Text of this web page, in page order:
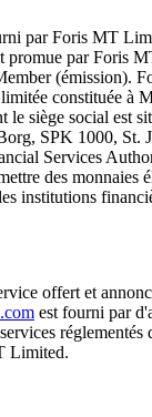
par Foris MT
promue par Foris
(émission).
constituée à
le siège social est
SPK 1000, St.
Services
des monnaies
institutions
offert et
est fourni par
Limited.